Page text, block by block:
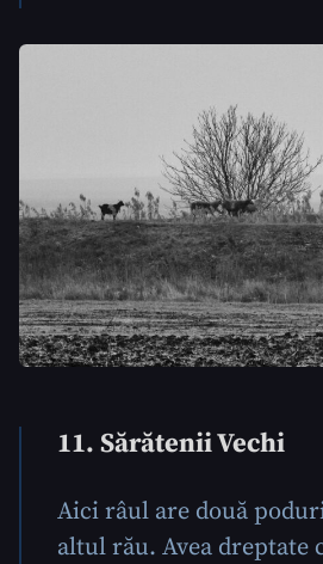
11. Sărătenii Vechi
Aici râul are două
altul rău. Avea dreptate